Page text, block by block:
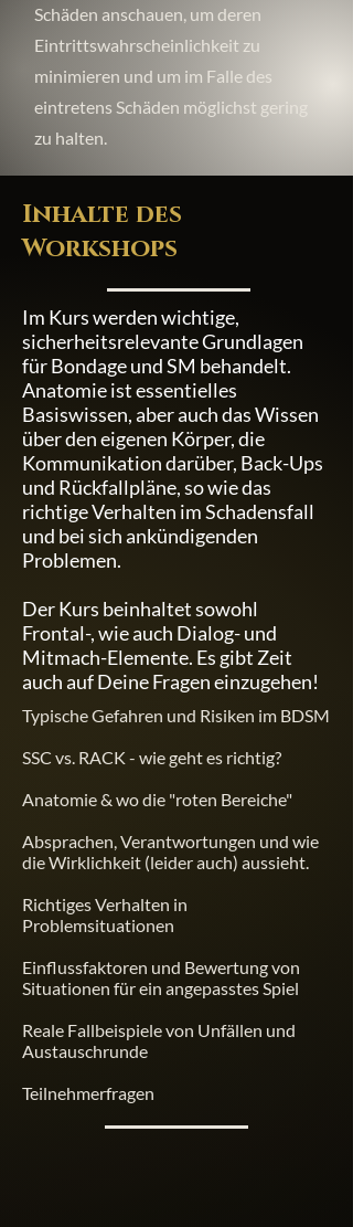
Schäden anschauen, um deren
Eintrittswahrscheinlichkeit zu
minimieren und um im Falle des
eintretens Schäden möglichst gering
zu halten.
Inhalte des
Workshops
Im Kurs werden wichtige,
sicherheitsrelevante Grundlagen
für Bondage und SM behandelt.
Anatomie ist essentielles
Basiswissen, aber auch das Wissen
über den eigenen Körper, die
Kommunikation darüber, Back-Ups
und Rückfallpläne, so wie das
richtige Verhalten im Schadensfall
und bei sich ankündigenden
Problemen.
Der Kurs beinhaltet sowohl
Frontal-, wie auch Dialog- und
Mitmach-Elemente. Es gibt Zeit
auch auf Deine Fragen einzugehen!
​​Typische Gefahren und Risiken im BDSM
SSC vs. RACK - wie geht es richtig?
Anatomie & wo die "roten Bereiche"
Absprachen, Verantwortungen und wie
die Wirklichkeit (leider auch) aussieht.
Richtiges Verhalten in
Problemsituationen
Einflussfaktoren und Bewertung von
Situationen für ein angepasstes Spiel
Reale Fallbeispiele von Unfällen und
Austauschrunde
Teilnehmerfragen